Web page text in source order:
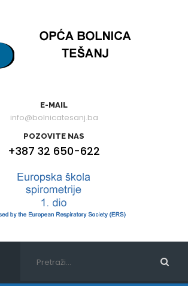
E-MAIL
info@bolnicatesanj.ba
POZOVITE NAS
+387 32 650-622